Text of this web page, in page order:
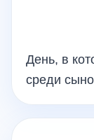
День, в
среди